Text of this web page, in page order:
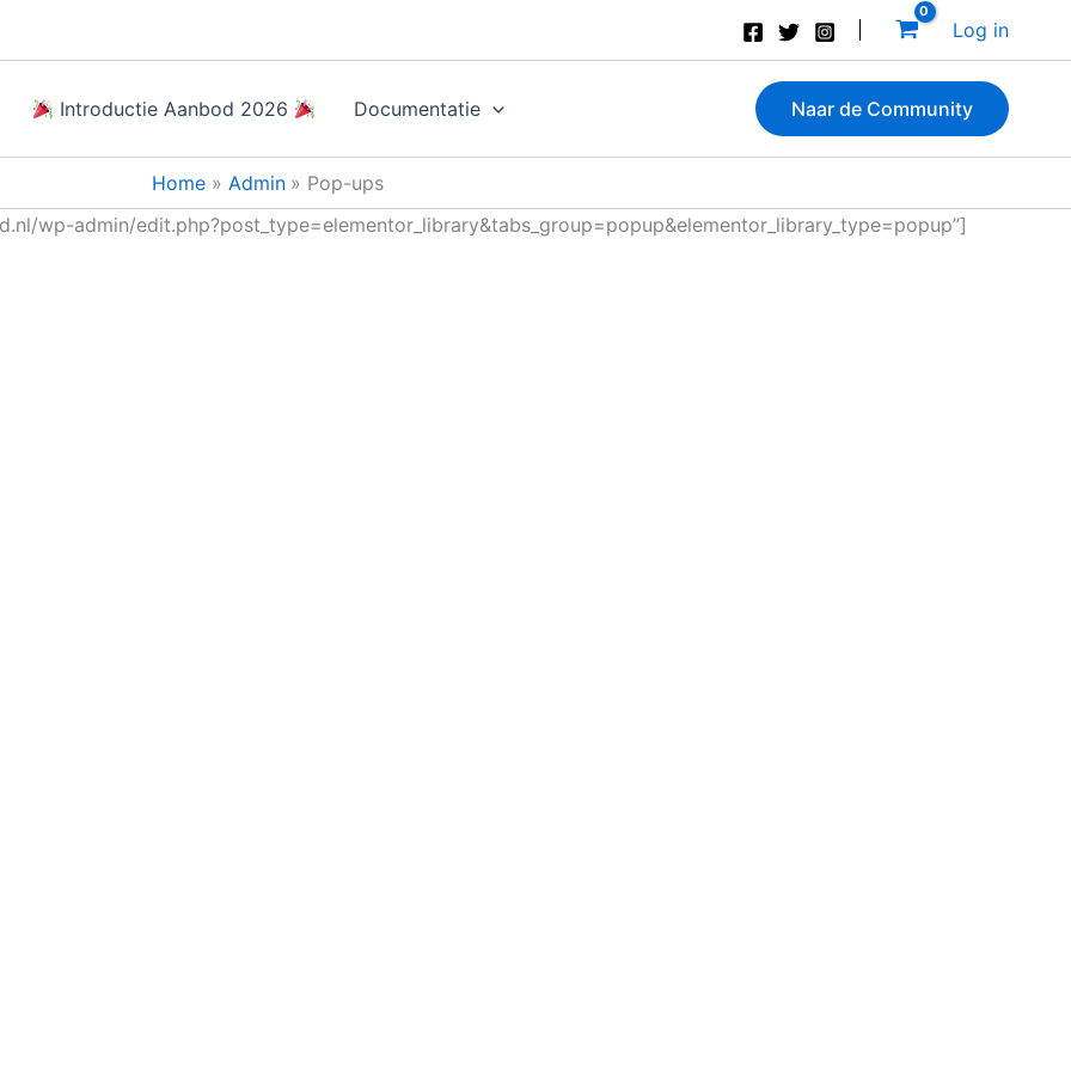
Log in
Introductie Aanbod 2026 Documentatie Naar de Community
Home Admin
Pop-ups
wp-admin/edit.php?post_type=elementor_library&tabs_group=popup&elementor_library_type=popup”]